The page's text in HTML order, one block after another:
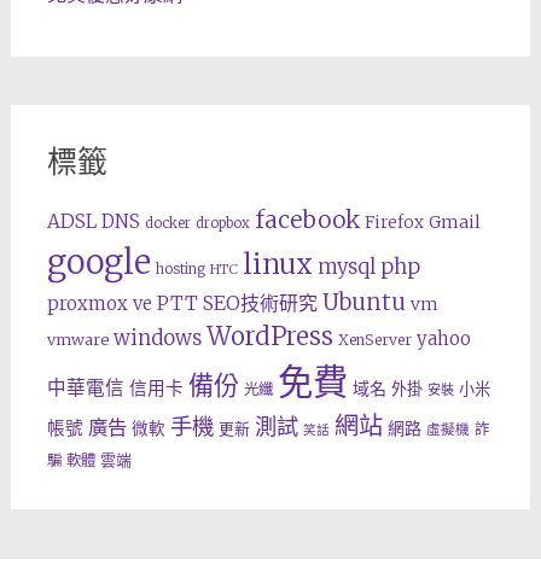
標籤
ADSL DNS docker dropbox facebook Firefox Gmail
google hosting HTC linux mysql php
proxmox ve PTT SEO技術研究 Ubuntu vm
vmware windows WordPress XenServer yahoo
中華電信 信用卡 備份 光纖 免費 域名 外掛 安裝 小米
帳號 廣告 微軟 手機 更新 測試 笑話 網站 網路 虛擬機 詐
騙 軟體 雲端